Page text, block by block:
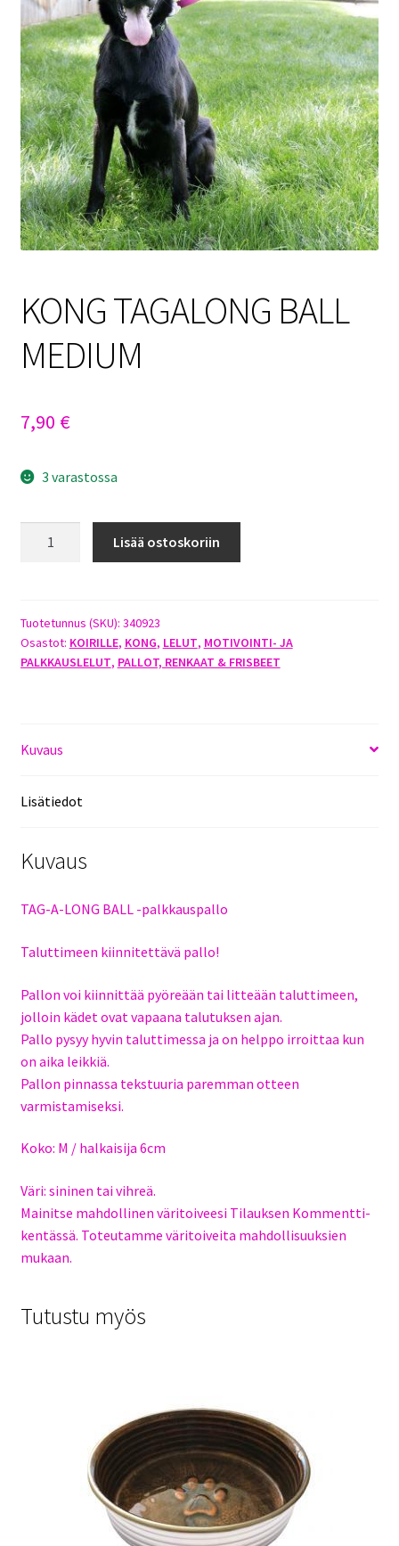
Sulo
Tietosuojaseloste
Toimitusehdot
Uutisia
KONG TAGALONG BALL
MEDIUM
7,90 €
3 varastossa
määrä
Lisää ostoskoriin
Tuotetunnus (SKU): 340923
Osastot: KOIRILLE, KONG, LELUT, MOTIVOINTI- JA
PALKKAUSLELUT, PALLOT, RENKAAT & FRISBEET
Kuvaus
Lisätiedot
Kuvaus
TAG-A-LONG BALL -palkkauspallo
Taluttimeen kiinnitettävä pallo!
Pallon voi kiinnittää pyöreään tai litteään taluttimeen,
jolloin kädet ovat vapaana talutuksen ajan.
Pallo pysyy hyvin taluttimessa ja on helppo irroittaa kun
on aika leikkiä.
Pallon pinnassa tekstuuria paremman otteen
varmistamiseksi.
Koko: M / halkaisija 6cm
Väri: sininen tai vihreä.
Mainitse mahdollinen väritoiveesi Tilauksen Kommentti-
kentässä. Toteutamme väritoiveita mahdollisuuksien
mukaan.
Tutustu myös